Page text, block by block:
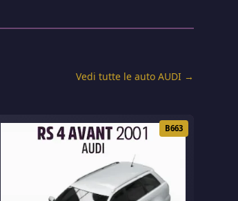
Vedi tutte le auto AUDI →
B663